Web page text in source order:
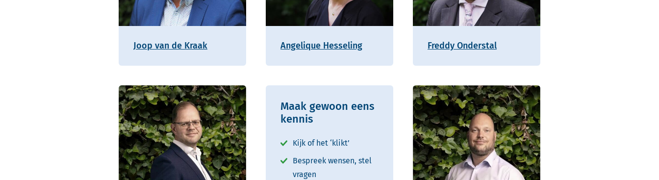
Joop van de Kraak Angelique Hesseling Freddy Onderstal
Maak gewoon eens
kennis
Kijk of het ‘klikt’
Bespreek wensen, stel
vragen